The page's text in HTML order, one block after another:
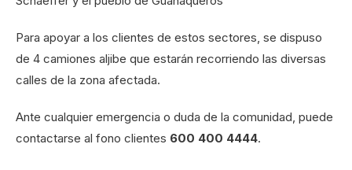
Para apoyar a los clientes de estos sectores, se dispuso
de 4 camiones aljibe que estarán recorriendo las diversas
calles de la zona afectada.
Ante cualquier emergencia o duda de la comunidad, puede
contactarse al fono clientes 600 400 4444.